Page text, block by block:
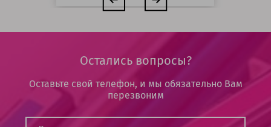
Остались вопросы?
Оставьте свой телефон, и мы обязательно Вам
перезвоним